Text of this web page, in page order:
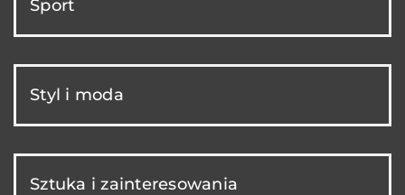
Sport
Styl i moda
Sztuka i zainteresowania